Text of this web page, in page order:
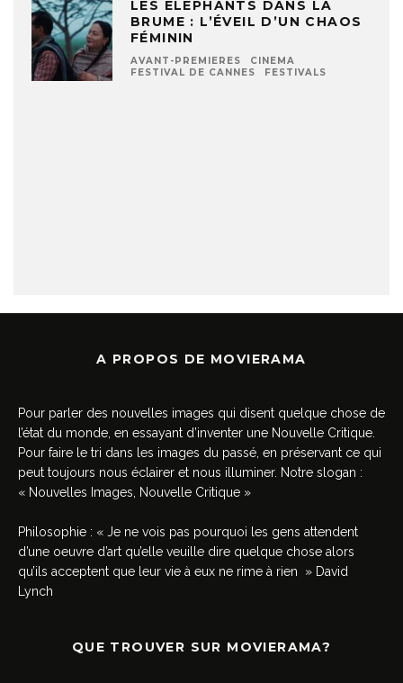
LES ELEPHANTS DANS LA
BRUME : L’ÉVEIL D’UN CHAOS
FÉMININ
AVANT-PREMIERES
CINEMA
FESTIVAL DE CANNES
FESTIVALS
A PROPOS DE MOVIERAMA
Pour parler des nouvelles images qui disent quelque chose de
l’état du monde, en essayant d’inventer une Nouvelle Critique.
Pour faire le tri dans les images du passé, en préservant ce qui
peut toujours nous éclairer et nous illuminer. Notre slogan :
« Nouvelles Images, Nouvelle Critique »
Philosophie : « Je ne vois pas pourquoi les gens attendent
d’une oeuvre d’art qu’elle veuille dire quelque chose alors
qu’ils acceptent que leur vie à eux ne rime à rien » David
Lynch
QUE TROUVER SUR MOVIERAMA?